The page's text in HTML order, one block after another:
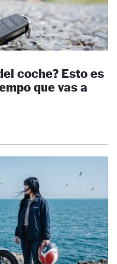
coche? Esto es
que vas a